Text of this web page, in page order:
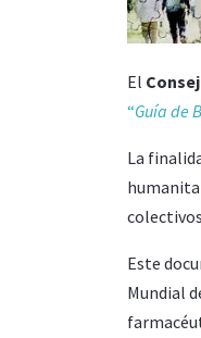
El
“Guía de
La
Este
Mundial